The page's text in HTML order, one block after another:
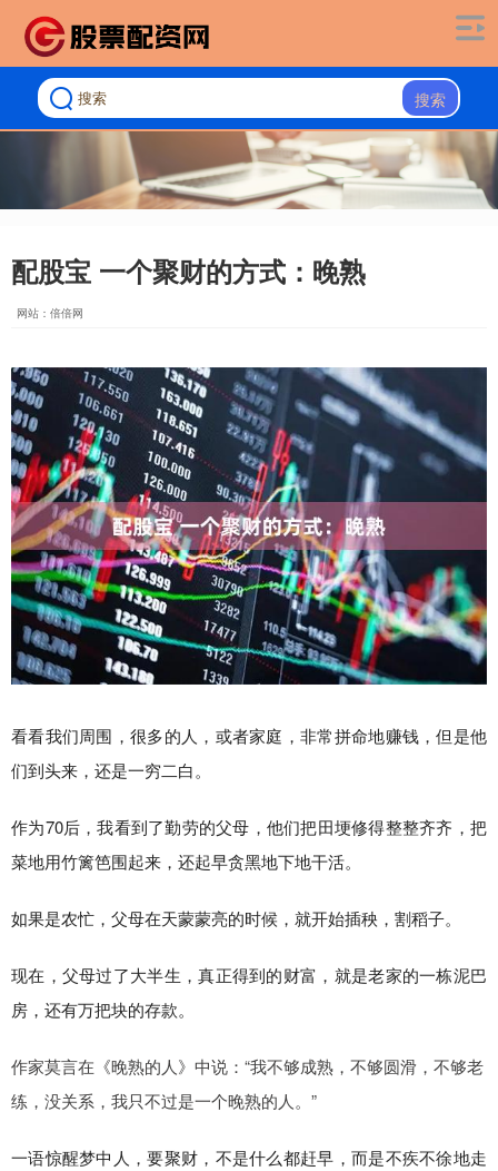
搜索
配股宝 一个聚财的方式：晚熟
网站：倍倍网
看看我们周围，很多的人，或者家庭，非常拼命地赚钱，但是他
们到头来，还是一穷二白。
作为70后，我看到了勤劳的父母，他们把田埂修得整整齐齐，把
菜地用竹篱笆围起来，还起早贪黑地下地干活。
如果是农忙，父母在天蒙蒙亮的时候，就开始插秧，割稻子。
现在，父母过了大半生，真正得到的财富，就是老家的一栋泥巴
房，还有万把块的存款。
作家莫言在《晚熟的人》中说：“我不够成熟，不够圆滑，不够老
练，没关系，我只不过是一个晚熟的人。”
一语惊醒梦中人，要聚财，不是什么都赶早，而是不疾不徐地走